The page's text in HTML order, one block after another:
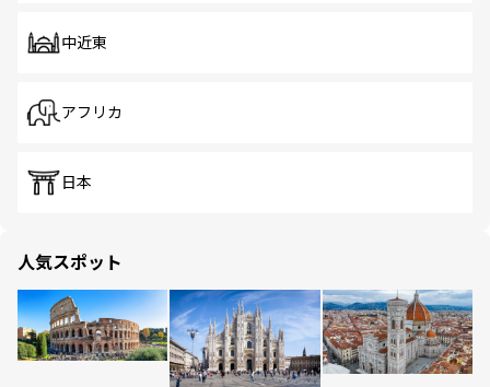
中近東
アフリカ
日本
人気スポット